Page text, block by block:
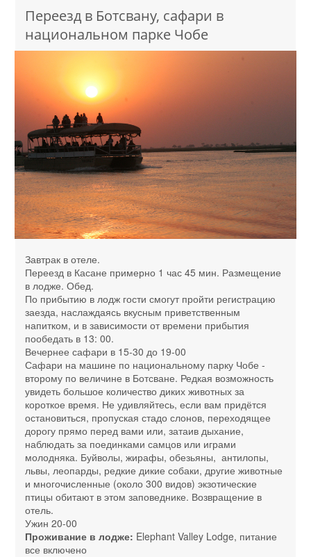
Переезд в Ботсвану, сафари в
национальном парке Чобе
Завтрак в отеле.
Переезд в Касане примерно 1 час 45 мин. Размещение
в лодже. Обед.
По прибытию в лодж гости смогут пройти регистрацию
заезда, наслаждаясь вкусным приветственным
напитком, и в зависимости от времени прибытия
пообедать в 13: 00.
Вечернее сафари в 15-30 до 19-00
Сафари на машине по национальному парку Чобе -
второму по величине в Ботсване. Редкая возможность
увидеть большое количество диких животных за
короткое время. Не удивляйтесь, если вам придётся
остановиться, пропуская стадо слонов, переходящее
дорогу прямо перед вами или, затаив дыхание,
наблюдать за поединками самцов или играми
молодняка. Буйволы, жирафы, обезьяны, антилопы,
львы, леопарды, редкие дикие собаки, другие животные
и многочисленные (около 300 видов) экзотические
птицы обитают в этом заповеднике. Возвращение в
отель.
Ужин 20-00
Проживание в лодже: Elephant Valley Lodge, питание
все включено